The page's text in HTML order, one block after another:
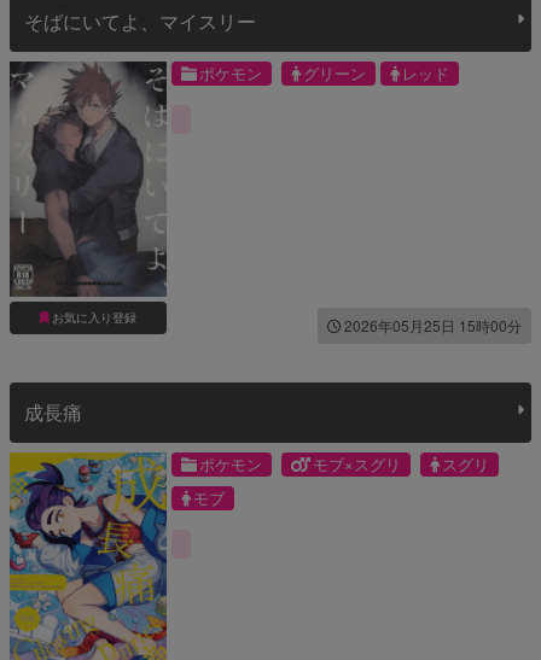
そばにいてよ、マイスリー
お気に入り登録
ポケモン グリーン レッド
2026年05月25日 15時00分
成長痛
ポケモン モブ×スグリ
スグリ
モブ